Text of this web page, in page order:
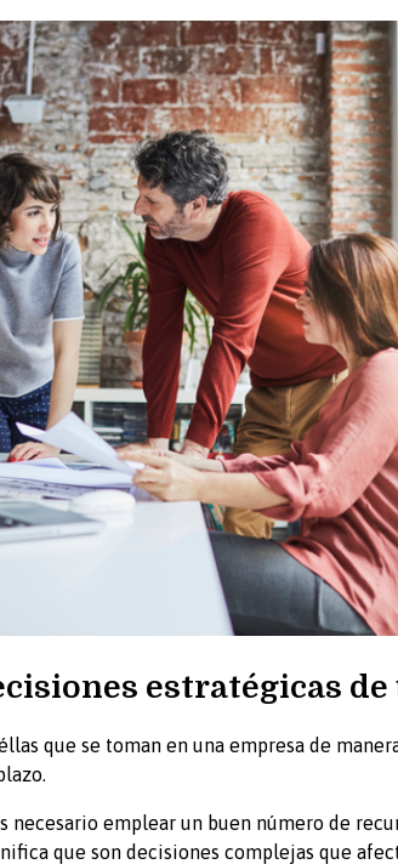
estratégicas
que se toman en una empresa de
necesario emplear un buen número de
que son decisiones complejas que